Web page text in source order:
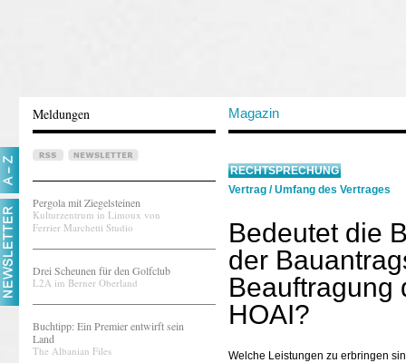
Meldungen Magazin
Pergola mit Ziegelsteinen
Kulturzentrum in Limoux von
Ferrier Marchetti Studio
Drei Scheunen für den Golfclub
L2A im Berner Oberland
Buchtipp: Ein Premier entwirft sein
Land
The Albanian Files
RECHTSPRECHUNG
Vertrag /Umfang des Vertrages
Bedeutet die
der
Beauftragung
HOAI?
Welche Leistungen zu erbringen